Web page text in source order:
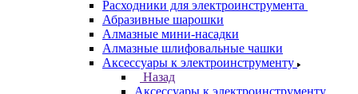
Расходники для электроинструмента
Абразивные шарошки
Алмазные мини-насадки
Алмазные шлифовальные чашки
Аксессуары к электроинструменту
Назад
Аксессуары к электроинструменту